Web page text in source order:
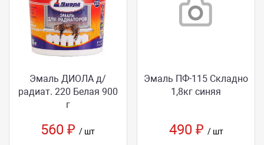
Эмаль ДИОЛА д/
радиат. 220 Белая 900
г
560 ₽/ шт
Эмаль ПФ-115 Складно
1,8кг синяя
490 ₽ / шт